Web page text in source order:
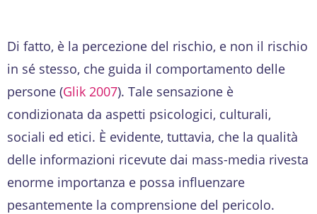
Di fatto, è la percezione del rischio, e non il rischio
in sé stesso, che guida il comportamento delle
persone (Glik 2007). Tale sensazione è
condizionata da aspetti psicologici, culturali,
sociali ed etici. È evidente, tuttavia, che la qualità
delle informazioni ricevute dai mass-media rivesta
enorme importanza e possa influenzare
pesantemente la comprensione del pericolo.